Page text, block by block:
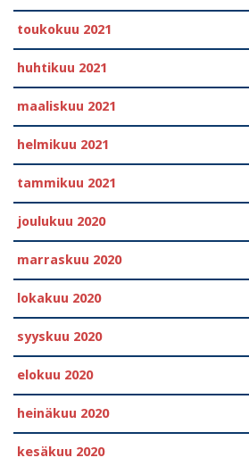
toukokuu 2021
huhtikuu 2021
maaliskuu 2021
helmikuu 2021
tammikuu 2021
joulukuu 2020
marraskuu 2020
lokakuu 2020
syyskuu 2020
elokuu 2020
heinäkuu 2020
kesäkuu 2020